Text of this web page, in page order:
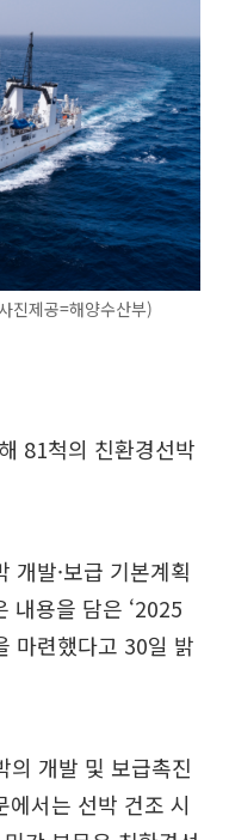
진제공=해양수산부)
81척의 친환경선박
개발·보급 기본계획
용을 담은 ‘2025
마련했다고 30일 밝
의 개발 및 보급촉진
서는 선박 건조 시